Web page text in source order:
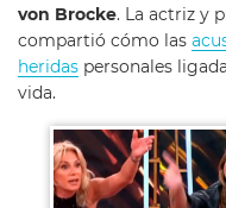
von Brocke. La actriz y
compartió cómo las
heridas personales
vida.